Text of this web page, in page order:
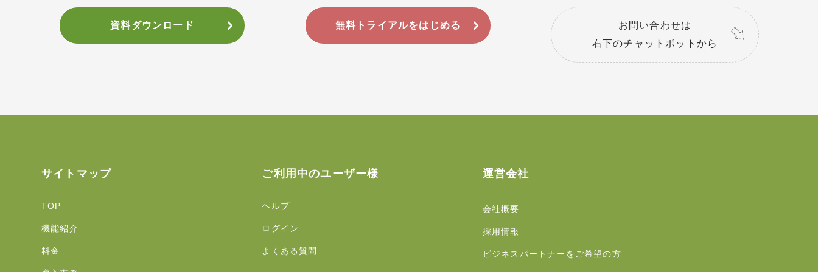
資料ダウンロード 無料トライアルをはじめる
お問い合わせは
右下のチャットボットから
サイトマップ
TOP
機能紹介
料金
ご利用中のユーザー様
ヘルプ
ログイン
よくある質問
運営会社
会社概要
採用情報
ビジネスパートナーをご希望の方